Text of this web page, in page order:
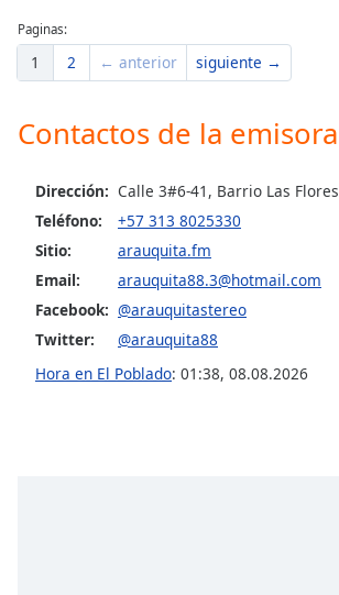
Opacity
Area
Color
Opacity
Font
Paginas:
1 2 ← anterior siguiente →
Contactos de la emisora
Dirección: Calle 3#6-41, Barrio Las Flores
Teléfono:
+57 313 8025330
Sitio:
arauquita.fm
Email:
arauquita88.3@hotmail.com
Facebook: @arauquitastereo
Twitter:
@arauquita88
Hora en El Poblado: 01:38, 08.08.2026